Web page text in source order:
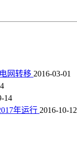
网转移 2016-03-01
14
年运行 2016-10-12